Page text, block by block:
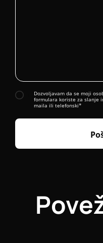
Dozvoljavam da se moji
formulara koriste za slanje
maila ili telefonski*